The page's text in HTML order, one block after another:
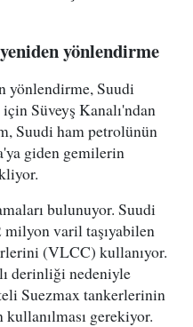
yönlendirme
yönlendirme, Suudi
Süveyş Kanalı'ndan
Suudi ham petrolünün
giden gemilerin
bulunuyor. Suudi
varil taşıyabilen
(VLCC) kullanıyor.
derinliği nedeniyle
Suezmax tankerlerinin
gerekiyor.